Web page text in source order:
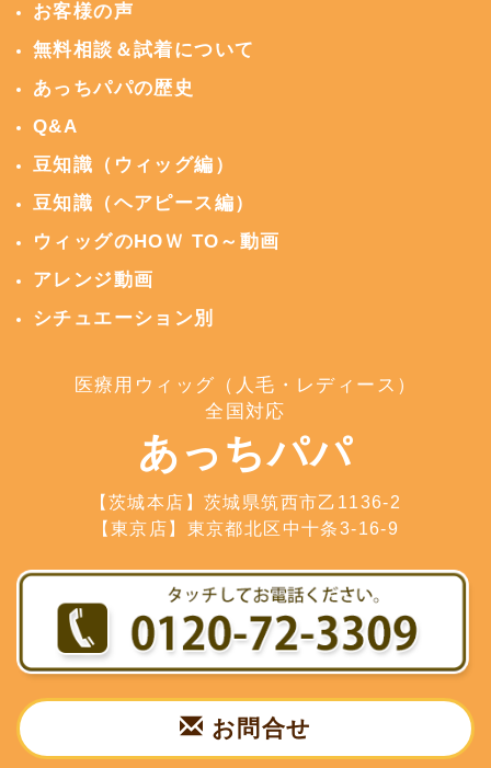
お客様の声
無料相談＆試着について
あっちパパの歴史
Q&A
豆知識（ウィッグ編）
豆知識（ヘアピース編）
ウィッグのHOＷ TO～動画
アレンジ動画
シチュエーション別
医療用ウィッグ（人毛・レディース）
全国対応
あっちパパ
【茨城本店】茨城県筑西市乙1136-2
【東京店】東京都北区中十条3-16-9
お問合せ